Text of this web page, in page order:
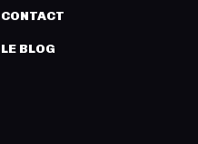
CONTACT
LE BLOG